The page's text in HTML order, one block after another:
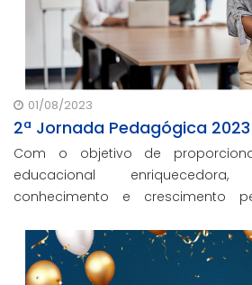
01/08/2023
2ª Jornada Pedagógica 2023
Com o objetivo de
educacional
conhecimento e crescimento
semestre 2023 com debates,
busca pela